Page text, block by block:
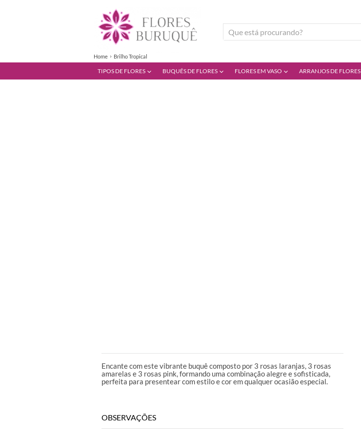
TIPOS DE FLORES BUQUÊS DE FLORES FLORES EM VASO ARRANJOS DE FLORES
Home Brilho Tropical
Encante com este vibrante buquê composto por 3 rosas laranjas, 3 rosas
amarelas e 3 rosas pink, formando uma combinação alegre e sofisticada,
perfeita para presentear com estilo e cor em qualquer ocasião especial.
OBSERVAÇÕES